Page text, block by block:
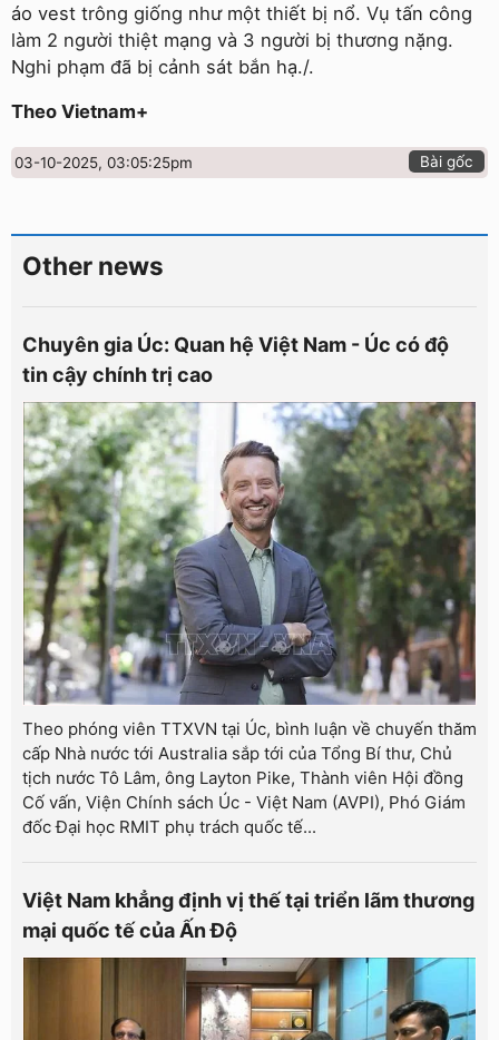
áo vest trông giống như một thiết bị nổ. Vụ tấn công
làm 2 người thiệt mạng và 3 người bị thương nặng.
Nghi phạm đã bị cảnh sát bắn hạ./.
Theo Vietnam+
03-10-2025, 03:05:25pm Bài gốc
Other news
Chuyên gia Úc: Quan hệ Việt Nam - Úc có độ
tin cậy chính trị cao
Theo phóng viên TTXVN tại Úc, bình luận về chuyến thăm
cấp Nhà nước tới Australia sắp tới của Tổng Bí thư, Chủ
tịch nước Tô Lâm, ông Layton Pike, Thành viên Hội đồng
Cố vấn, Viện Chính sách Úc - Việt Nam (AVPI), Phó Giám
đốc Đại học RMIT phụ trách quốc tế...
Việt Nam khẳng định vị thế tại triển lãm thương
mại quốc tế của Ấn Độ